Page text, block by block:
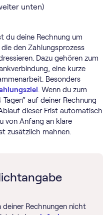
unten)
du deine Rechnung um
den Zahlungsprozess
Dazu gehören zum
eine kurze
Besonders
. Wenn du zum
auf deiner Rechnung
dieser Frist automatisch
von Anfang an klare
zusätzlich mahnen.
Rechnungen nicht